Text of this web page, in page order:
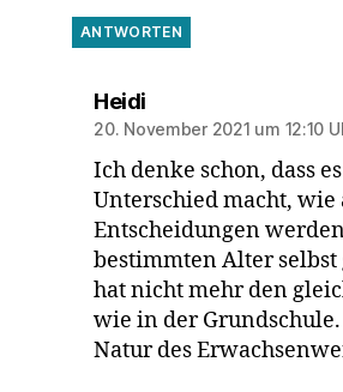
ANTWORTEN
Heidisagt:
20. November 2021 um 12:10
Ich denke schon, dass
Unterschied macht,
Entscheidungen
bestimmten Alter
hat nicht mehr den
wie in der
Natur des